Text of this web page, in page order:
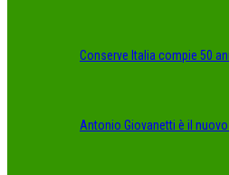
Conserve Italia compie 50
Antonio Giovanetti è il